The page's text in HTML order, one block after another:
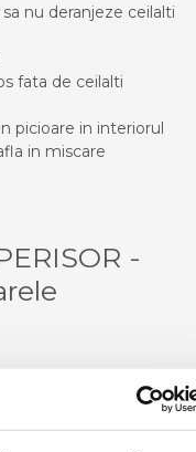
nu deranjeze ceilalti
fata de ceilalti
picioare in interiorul
in miscare
-